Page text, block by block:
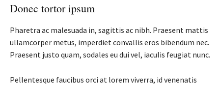
Donec tortor ipsum
Pharetra ac malesuada in, sagittis ac nibh. Praesent mattis
ullamcorper metus, imperdiet convallis eros bibendum nec.
Praesent justo quam, sodales eu dui vel, iaculis feugiat nunc.
Pellentesque faucibus orci at lorem viverra, id venenatis